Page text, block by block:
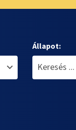
Állapot: